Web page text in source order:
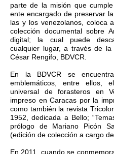
parte de la misión que
ente encargado de preservar
las y los venezolanos, coloca
colección documental sobre
digital; la cual puede
cualquier lugar, a través de la
César Rengifo, BDVCR.
En la BDVCR se
emblemáticos, entre ellos,
universal de forasteros en
impreso en Caracas por la
como también la revista
1952, dedicada a Bello;
prólogo de Mariano Picón
(edición de colección a cargo
En 2011, cuando se